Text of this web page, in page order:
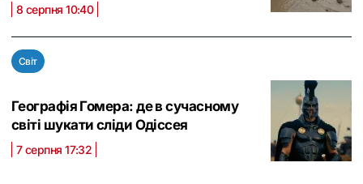
8 серпня 10:40
Світ
Географія Гомера: де в сучасному
світі шукати сліди Одіссея
7 серпня 17:32